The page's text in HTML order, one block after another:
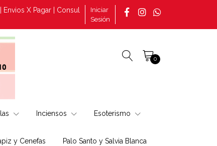
X Pagar | Consultas por pedidos tomado en la página +569
Iniciar
Sesión
0
Inciensos Esoterismo
y Cenefas Palo Santo y Salvia Blanca